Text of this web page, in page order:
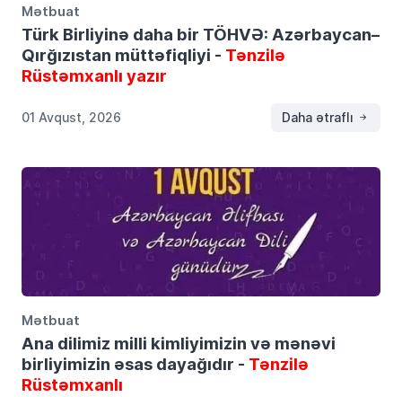
Mətbuat
Türk Birliyinə daha bir TÖHVƏ: Azərbaycan–
Qırğızıstan müttəfiqliyi - Tənzilə
Rüstəmxanlı yazır
01 Avqust, 2026 Daha ətraflı
Mətbuat
Ana dilimiz milli kimliyimizin və mənəvi
birliyimizin əsas dayağıdır - Tənzilə
Rüstəmxanlı